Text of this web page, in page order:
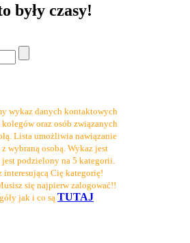
były czasy!
wykaz danych kontaktowych
oraz osób związanych
Lista umożliwia nawiązanie
wybraną osobą. Wykaz jest
jest podzielony na 5 kategorii.
interesującą Cię kategorię!
się najpierw zalogować!!
jak i co są TUTAJ